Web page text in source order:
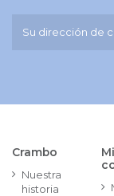
Crambo
Nuestra
historia
Mi